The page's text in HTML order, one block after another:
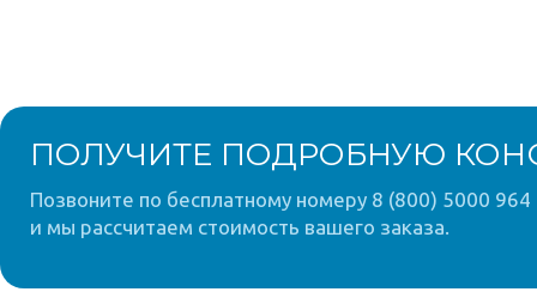
ПОЛУЧИТЕ ПОДРОБНУЮ
Позвоните по бесплатному номеру 8 (800) 5000 964
и мы рассчитаем стоимость вашего заказа.